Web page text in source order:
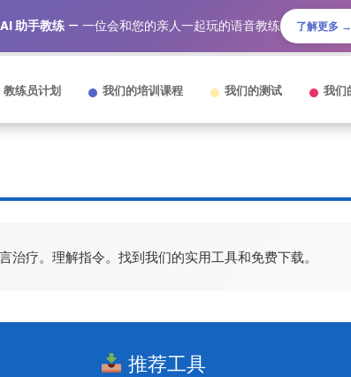
AI 助手教练 — 一位会和您的亲人一起玩的语音教练 了解更多
教练员计划 我们的培训课程 我们的测试 我们
治疗。理解指令。找到我们的实用工具和免费下载。
推荐工具